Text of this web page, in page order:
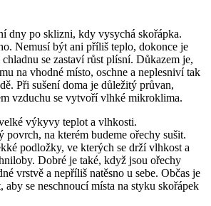
dny po sklizni, kdy vysychá skořápka.
Nemusí být ani příliš teplo, dokonce je
se zastaví růst plísní. Důkazem je,
na vhodné místo, oschne a neplesniví tak
Při sušení doma je důležitý průvan,
vzduchu se vytvoří vlhké mikroklima.
výkyvy teplot a vlhkosti.
povrch, na kterém budeme ořechy sušit.
podložky, ve kterých se drží vlhkost a
Dobré je také, když jsou ořechy
vrstvě a nepříliš natěsno u sebe. Občas je
aby se neschnoucí místa na styku skořápek